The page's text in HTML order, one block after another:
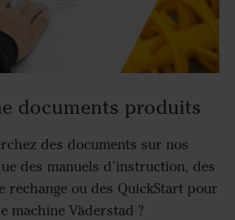
documents produits
des documents sur nos
des manuels d’instruction, des
rechange ou des QuickStart pour
machine Väderstad ?